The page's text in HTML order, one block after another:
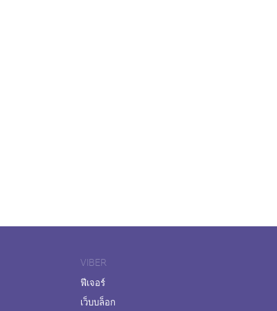
VIBER
ฟีเจอร์
เว็บบล็อก